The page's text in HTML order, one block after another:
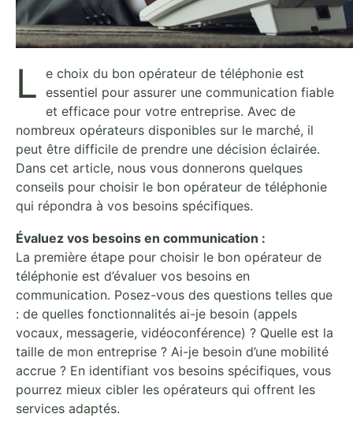
L e choix du bon opérateur de téléphonie est
essentiel pour assurer une communication fiable
et efficace pour votre entreprise. Avec de
nombreux opérateurs disponibles sur le marché, il
peut être difficile de prendre une décision éclairée.
Dans cet article, nous vous donnerons quelques
conseils pour choisir le bon opérateur de téléphonie
qui répondra à vos besoins spécifiques.
Évaluez vos besoins en communication :
La première étape pour choisir le bon opérateur de
téléphonie est d’évaluer vos besoins en
communication. Posez-vous des questions telles que
: de quelles fonctionnalités ai-je besoin (appels
vocaux, messagerie, vidéoconférence) ? Quelle est la
taille de mon entreprise ? Ai-je besoin d’une mobilité
accrue ? En identifiant vos besoins spécifiques, vous
pourrez mieux cibler les opérateurs qui offrent les
services adaptés.